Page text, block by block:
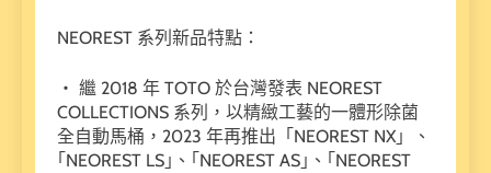
NEOREST 系列新品特點：
・ 繼 2018 年 TOTO 於台灣發表 NEOREST
COLLECTIONS 系列，以精緻工藝的一體形除菌
全自動馬桶，2023 年再推出「NEOREST NX」、
｢NEOREST LS｣、｢NEOREST AS｣、｢NEOREST